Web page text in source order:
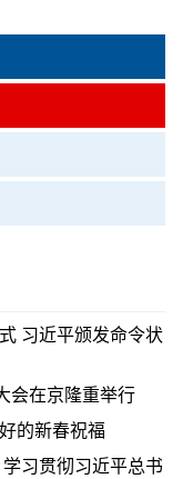
习近平颁发命令状
会在京隆重举行
的新春祝福
习贯彻习近平总书